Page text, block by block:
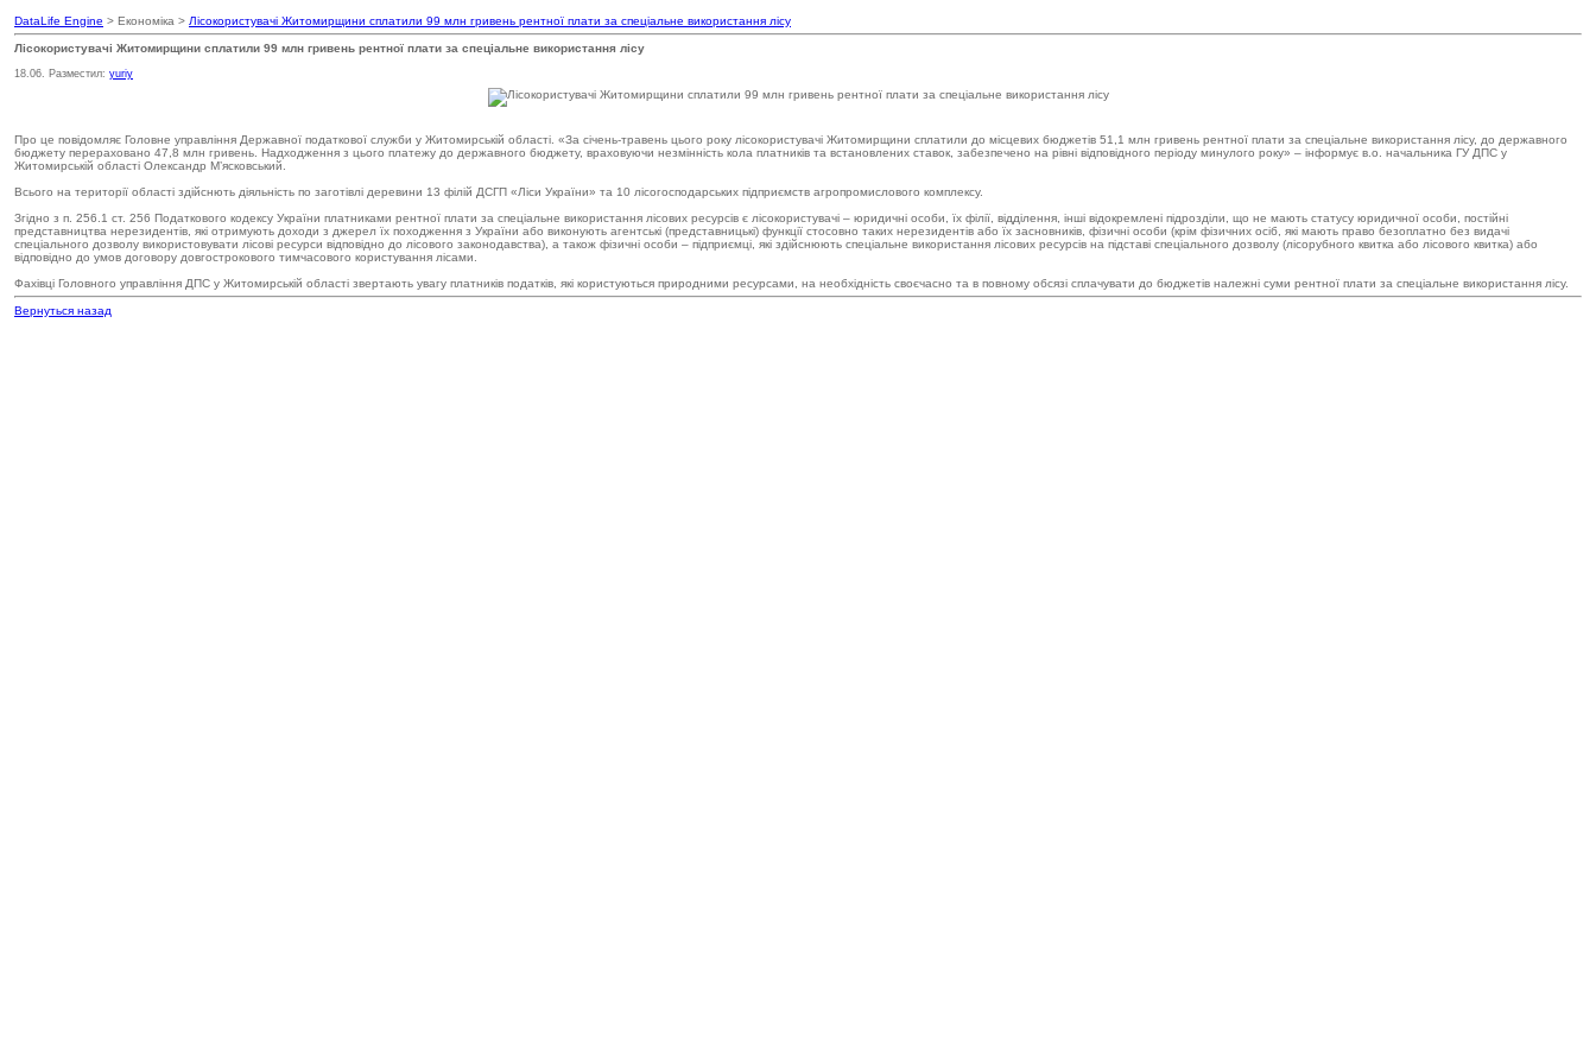
DataLife Engine > Економіка > Лісокористувачі Житомирщини сплатили 99 млн гривень рентної плати за спеціальне використання лісу
Лісокористувачі Житомирщини сплатили 99 млн гривень рентної плати за спеціальне використання лісу
18.06. Разместил: yuriy
Про це повідомляє Головне управління Державної податкової служби у Житомирській області. «За січень-травень цього року лісокористувачі Житомирщини сплатили до місцевих бюджетів 51,1 млн гривень рентної плати за спеціальне використання лісу, до державного
бюджету перераховано 47,8 млн гривень. Надходження з цього платежу до державного бюджету, враховуючи незмінність кола платників та встановлених ставок, забезпечено на рівні відповідного періоду минулого року» – інформує в.о. начальника ГУ ДПС у
Житомирській області Олександр М’ясковський.
Всього на території області здійснють діяльність по заготівлі деревини 13 філій ДСГП «Ліси України» та 10 лісогосподарських підприємств агропромислового комплексу.
Згідно з п. 256.1 ст. 256 Податкового кодексу України платниками рентної плати за спеціальне використання лісових ресурсів є лісокористувачі – юридичні особи, їх філії, відділення, інші відокремлені підрозділи, що не мають статусу юридичної особи, постійні
представництва нерезидентів, які отримують доходи з джерел їх походження з України або виконують агентські (представницькі) функції стосовно таких нерезидентів або їх засновників, фізичні особи (крім фізичних осіб, які мають право безоплатно без видачі
спеціального дозволу використовувати лісові ресурси відповідно до лісового законодавства), а також фізичні особи – підприємці, які здійснюють спеціальне використання лісових ресурсів на підставі спеціального дозволу (лісорубного квитка або лісового квитка) або
відповідно до умов договору довгострокового тимчасового користування лісами.
Фахівці Головного управління ДПС у Житомирській області звертають увагу платників податків, які користуються природними ресурсами, на необхідність своєчасно та в повному обсязі сплачувати до бюджетів належні суми рентної плати за спеціальне використання лісу.
Вернуться назад